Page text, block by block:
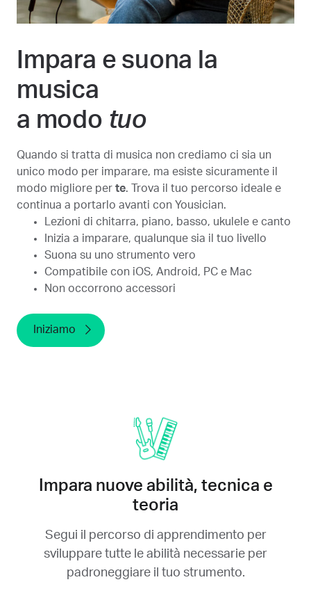
Impara e suona la
musica
a modo tuo
Quando si tratta di musica non crediamo ci sia un
unico modo per imparare, ma esiste sicuramente il
modo migliore per te. Trova il tuo percorso ideale e
continua a portarlo avanti con Yousician.
Lezioni di chitarra, piano, basso, ukulele e canto
Inizia a imparare, qualunque sia il tuo livello
Suona su uno strumento vero
Compatibile con iOS, Android, PC e Mac
Non occorrono accessori
Iniziamo
Impara nuove abilità, tecnica e
teoria
Segui il percorso di apprendimento per
sviluppare tutte le abilità necessarie per
padroneggiare il tuo strumento.